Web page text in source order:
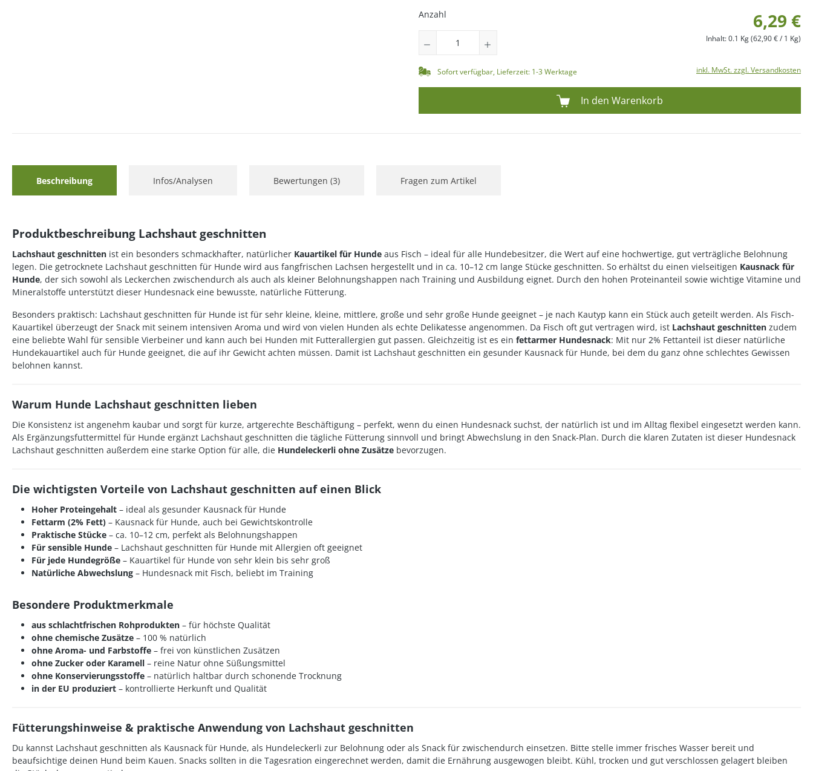
Anzahl 6,29 €
Inhalt:0.1 Kg(62,90 € / 1 Kg)
Sofort verfügbar, Lieferzeit: 1-3 Werktage inkl. MwSt. zzgl. Versandkosten
In den Warenkorb
Beschreibung Infos/Analysen Bewertungen (3) Fragen zum Artikel
Produktbeschreibung Lachshaut geschnitten
Lachshaut geschnitten ist ein besonders schmackhafter, natürlicher Kauartikel für Hunde aus Fisch – ideal für alle Hundebesitzer, die Wert auf eine hochwertige, gut verträgliche Belohnung
legen. Die getrocknete Lachshaut geschnitten für Hunde wird aus fangfrischen Lachsen hergestellt und in ca. 10–12 cm lange Stücke geschnitten. So erhältst du einen vielseitigen Kausnack für
Hunde, der sich sowohl als Leckerchen zwischendurch als auch als kleiner Belohnungshappen nach Training und Ausbildung eignet. Durch den hohen Proteinanteil sowie wichtige Vitamine und
Mineralstoffe unterstützt dieser Hundesnack eine bewusste, natürliche Fütterung.
Besonders praktisch: Lachshaut geschnitten für Hunde ist für sehr kleine, kleine, mittlere, große und sehr große Hunde geeignet – je nach Kautyp kann ein Stück auch geteilt werden. Als Fisch-
Kauartikel überzeugt der Snack mit seinem intensiven Aroma und wird von vielen Hunden als echte Delikatesse angenommen. Da Fisch oft gut vertragen wird, ist Lachshaut geschnitten zudem
eine beliebte Wahl für sensible Vierbeiner und kann auch bei Hunden mit Futterallergien gut passen. Gleichzeitig ist es ein fettarmer Hundesnack: Mit nur 2% Fettanteil ist dieser natürliche
Hundekauartikel auch für Hunde geeignet, die auf ihr Gewicht achten müssen. Damit ist Lachshaut geschnitten ein gesunder Kausnack für Hunde, bei dem du ganz ohne schlechtes Gewissen
belohnen kannst.
Warum Hunde Lachshaut geschnitten lieben
Die Konsistenz ist angenehm kaubar und sorgt für kurze, artgerechte Beschäftigung – perfekt, wenn du einen Hundesnack suchst, der natürlich ist und im Alltag flexibel eingesetzt werden kann.
Als Ergänzungsfuttermittel für Hunde ergänzt Lachshaut geschnitten die tägliche Fütterung sinnvoll und bringt Abwechslung in den Snack-Plan. Durch die klaren Zutaten ist dieser Hundesnack
Lachshaut geschnitten außerdem eine starke Option für alle, die Hundeleckerli ohne Zusätze bevorzugen.
Die wichtigsten Vorteile von Lachshaut geschnitten auf einen Blick
Hoher Proteingehalt – ideal als gesunder Kausnack für Hunde
Fettarm (2% Fett) – Kausnack für Hunde, auch bei Gewichtskontrolle
Praktische Stücke – ca. 10–12 cm, perfekt als Belohnungshappen
Für sensible Hunde – Lachshaut geschnitten für Hunde mit Allergien oft geeignet
Für jede Hundegröße – Kauartikel für Hunde von sehr klein bis sehr groß
Natürliche Abwechslung – Hundesnack mit Fisch, beliebt im Training
Besondere Produktmerkmale
aus schlachtfrischen Rohprodukten – für höchste Qualität
ohne chemische Zusätze – 100 % natürlich
ohne Aroma- und Farbstoffe – frei von künstlichen Zusätzen
ohne Zucker oder Karamell – reine Natur ohne Süßungsmittel
ohne Konservierungsstoffe – natürlich haltbar durch schonende Trocknung
in der EU produziert – kontrollierte Herkunft und Qualität
Fütterungshinweise & praktische Anwendung von Lachshaut geschnitten
Du kannst Lachshaut geschnitten als Kausnack für Hunde, als Hundeleckerli zur Belohnung oder als Snack für zwischendurch einsetzen. Bitte stelle immer frisches Wasser bereit und
beaufsichtige deinen Hund beim Kauen. Snacks sollten in die Tagesration eingerechnet werden, damit die Ernährung ausgewogen bleibt. Kühl, trocken und gut verschlossen gelagert bleiben